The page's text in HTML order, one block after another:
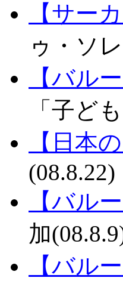
【サー
ゥ・ソ
【バル
「子ど
【日本
(08.8.22)
【バル
加
【バル